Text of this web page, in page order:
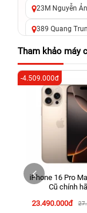
23M Nguyễn
389 Quang
625 - 625A Âu
326 Lê Văn
Đức cũ)
256 Võ Văn
70 Nguyễn An
24h Vũng Tàu:
Tàu cũ)
198 Hoàng
Tham khảo máy
iPhone 16 Pro
Cũ chính
23.490.000đ
-4.509.000đ